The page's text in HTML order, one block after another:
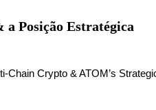
Posição Estratégica